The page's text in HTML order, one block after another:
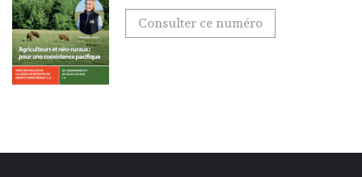
Consulter ce numéro